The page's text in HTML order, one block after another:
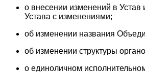
о внесении изменений в Устав
Устава с изменениями;
об изменении названия
об изменении структуры
о единоличном